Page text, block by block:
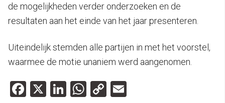
de mogelijkheden verder onderzoeken en de
resultaten aan het einde van het jaar presenteren.
Uiteindelijk stemden alle partijen in met het voorstel,
waarmee de motie unaniem werd aangenomen.
Facebook
X LinkedIn
WhatsApp
Copy